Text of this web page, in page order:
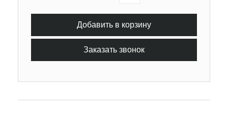
Добавить в корзину
Заказать звонок